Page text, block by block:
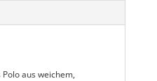
aus weichem,